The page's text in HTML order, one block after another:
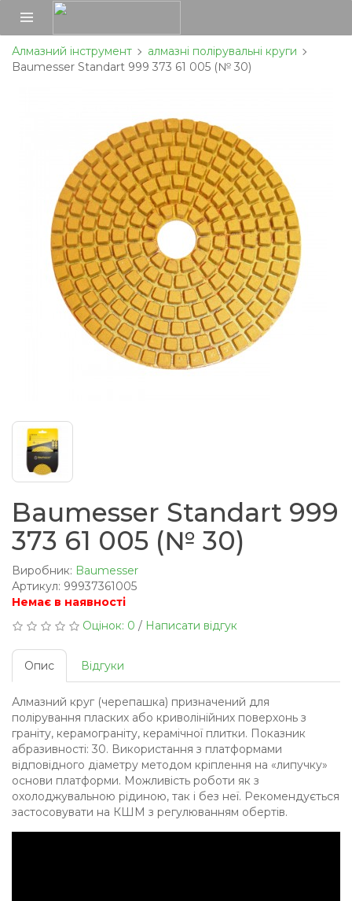
Алмазний інструмент
алмазні полірувальні круги
Baumesser Standart 999 373 61 005 (№ 30)
Baumesser Standart 999
373 61 005 (№ 30)
Виробник: Baumesser
Артикул: 99937361005
Немає в наявності
Оцінок: 0 / Написати відгук
Опис Відгуки
Алмазний круг (черепашка) призначений для
полірування пласких або криволінійних поверхонь з
граніту, керамограніту, керамічної плитки. Показник
абразивності: 30. Використання з платформами
відповідного діаметру методом кріплення на «липучку»
основи платформи. Можливість роботи як з
охолоджувальною рідиною, так і без неї. Рекомендується
застосовувати на КШМ з регулюванням обертів.